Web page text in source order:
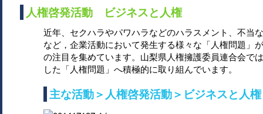
人権啓発活動 ビジネスと人権
近年、セクハラやパワハラなどのハラスメント、不当
など，企業活動において発生する様々な「人権問題」
の注目を集めています。山梨県人権擁護委員連合会で
した「人権問題」へ積極的に取り組んでいます。
主な活動＞人権啓発活動＞ビジネスと人権